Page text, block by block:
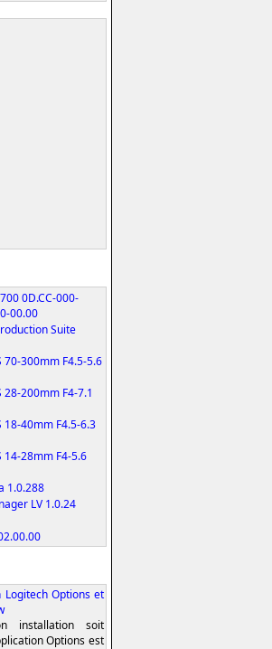
0D.CC-000-
00.00
Suite
70-300mm F4.5-5.6
28-200mm F4-7.1
18-40mm F4.5-6.3
14-28mm F4-5.6
1.0.288
LV 1.0.24
Logitech Options et
installation soit
Options est